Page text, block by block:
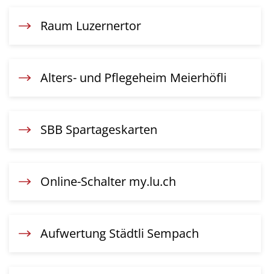
Raum Luzernertor
Alters- und Pflegeheim Meierhöfli
SBB Spartageskarten
Online-Schalter my.lu.ch
Aufwertung Städtli Sempach